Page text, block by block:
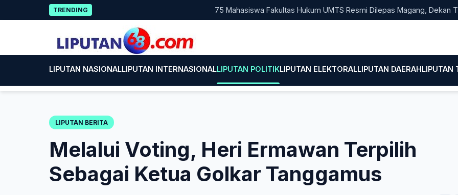
to
TRENDING 75 Mahasiswa Fakultas Hukum UMTS Resmi Dilepas Magang, Dekan Titip
LIPUTAN NASIONALLIPUTAN INTERNASIONALLIPUTAN POLITIKLIPUTAN ELEKTORALLIPUTAN DAERAHLIPUTAN
LIPUTAN BERITA
Melalui Voting, Heri Ermawan Terpilih
Sebagai Ketua Golkar Tanggamus